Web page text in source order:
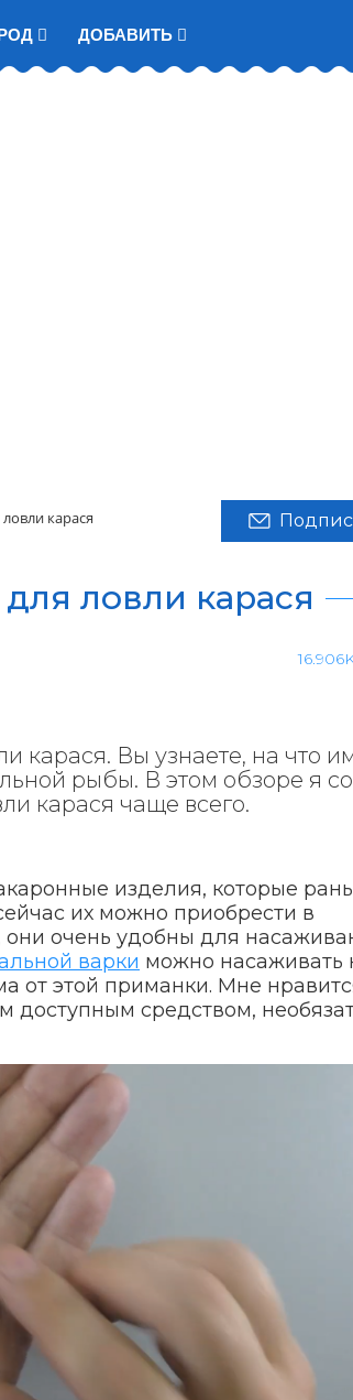
ДОБАВИТЬ
карася
ловли карася
карася. Вы узнаете, на что
рыбы. В этом обзоре я
карася чаще всего.
изделия, которые
их можно приобрести в
очень удобны для
варки можно насаживать
от этой приманки. Мне
доступным средством,